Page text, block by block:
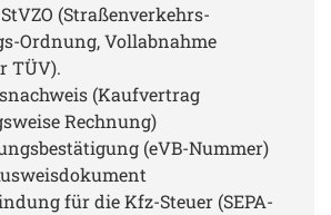
(Straßenverkehrs-
Ordnung, Vollabnahme
TÜV).
(Kaufvertrag
Rechnung)
(eVB-Nummer)
für die Kfz-Steuer (SEPA-